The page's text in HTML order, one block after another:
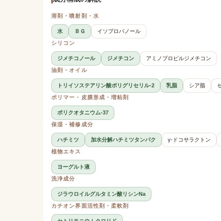
溶剤・噴射剤・水
水 ＢＧ
イソプロパノール
シリコン
ジメチコノール ジメチコン
アミノプロピルジメチコン
油剤・オイル
トリイソステアリン酸ポリグリセリル-2 乳脂 シア脂
ポリマー・皮膜形成・増粘剤
ポリクオタニウム-37
保湿・補修成分
ハチミツ 加水分解ハチミツタンパク γ-ドコサラクトン
植物エキス
ヨーグルト液
洗浄成分
ジラウロイルグルタミン酸リシンNa
カチオン界面活性剤・柔軟剤